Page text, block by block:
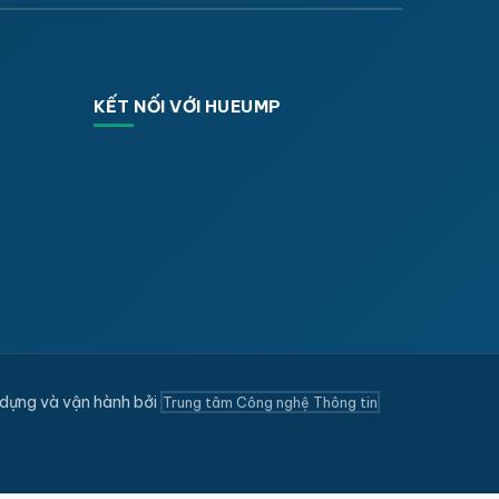
KẾT NỐI VỚI HUEUMP
và vận hành bởi Trung tâm Công nghệ Thông tin